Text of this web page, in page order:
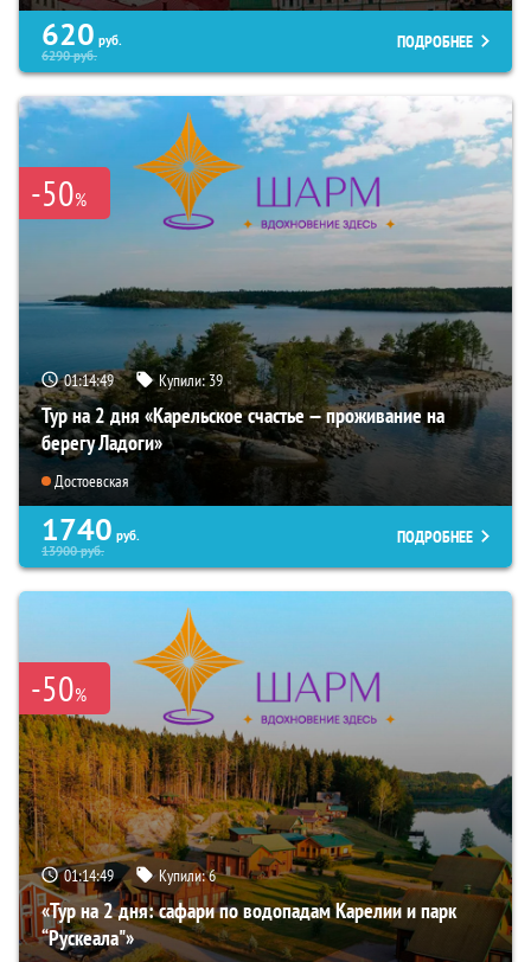
620 руб.
6290руб.
ПОДРОБНЕЕ
-50%
01:14:48 Купили:39
Тур на 2 дня «Карельское счастье — проживание на
берегу Ладоги»
Достоевская
1740 руб.
13900руб.
ПОДРОБНЕЕ
-50%
01:14:48 Купили:6
«Тур на 2 дня: сафари по водопадам Карелии и парк
“Рускеала"»